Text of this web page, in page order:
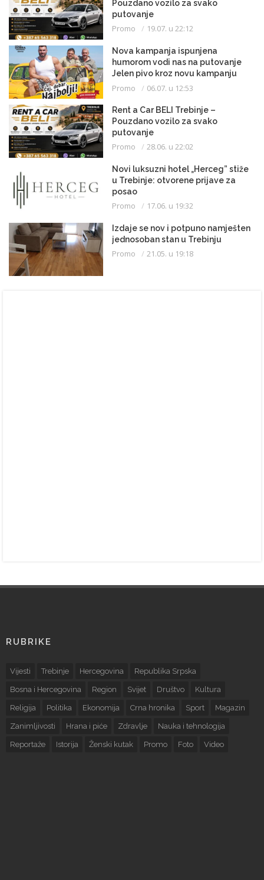
Pouzdano vozilo za svako
putovanje
Promo 19.07. u 22:12
Nova kampanja ispunjena
humorom vodi nas na putovanje
Jelen pivo kroz novu kampanju
slavi ono najbolje – od Krajine do
Promo 06.07. u 12:53
Rent a Car BELI Trebinje –
Pouzdano vozilo za svako
putovanje
Promo 28.06. u 22:02
Novi luksuzni hotel „Herceg” stiže
u Trebinje: otvorene prijave za
posao
Promo 17.06. u 19:32
Izdaje se nov i potpuno namješten
jednosoban stan u Trebinju
Promo 21.05. u 19:18
RUBRIKE
Vijesti Trebinje Hercegovina Republika Srpska
Bosna i Hercegovina Region Svijet Društvo Kultura
Religija Politika Ekonomija Crna hronika Sport Magazin
Zanimljivosti Hrana i piće Zdravlje Nauka i tehnologija
Reportaže Istorija Ženski kutak Promo Foto Video